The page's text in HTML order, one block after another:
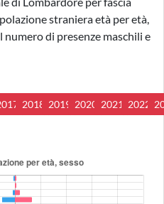
straniera età per età,
di presenze maschili e
2018 2019 2020 2021 2022